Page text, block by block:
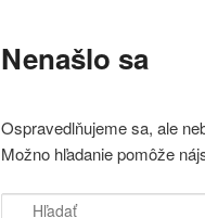
Nenašlo sa
Ospravedlňujeme sa, ale
Možno hľadanie pomôže
Hľadať